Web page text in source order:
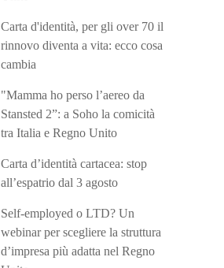
Carta d'identità, per gli over 70 il
rinnovo diventa a vita: ecco cosa
cambia
"Mamma ho perso l’aereo da
Stansted 2”: a Soho la comicità
tra Italia e Regno Unito
Carta d’identità cartacea: stop
all’espatrio dal 3 agosto
Self-employed o LTD? Un
webinar per scegliere la struttura
d’impresa più adatta nel Regno